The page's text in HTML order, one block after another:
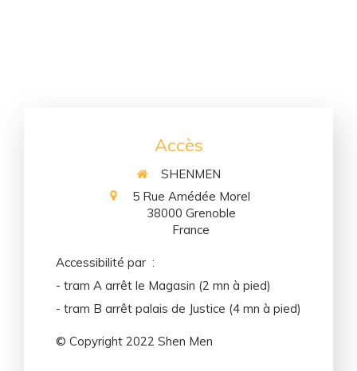
Accès
SHENMEN
5 Rue Amédée Morel
38000 Grenoble
France
Accessibilité par :
- tram A arrêt le Magasin (2 mn à pied)
- tram B arrêt palais de Justice (4 mn à pied)
© Copyright 2022 Shen Men